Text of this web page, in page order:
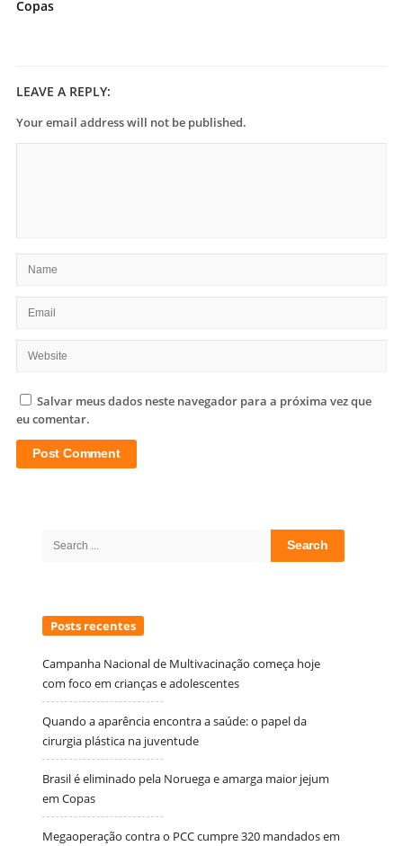
Copas
LEAVE A REPLY:
Your email address will not be published.
Salvar meus dados neste navegador para a próxima vez que
eu comentar.
Posts recentes
Campanha Nacional de Multivacinação começa hoje
com foco em crianças e adolescentes
Quando a aparência encontra a saúde: o papel da
cirurgia plástica na juventude
Brasil é eliminado pela Noruega e amarga maior jejum
em Copas
Megaoperação contra o PCC cumpre 320 mandados em